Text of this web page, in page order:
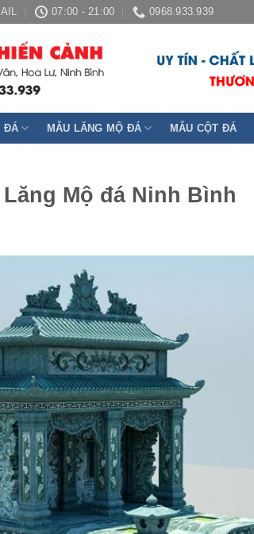
07:00 - 21:00 0968.933.939
ĐÁ MẪU LĂNG MỘ ĐÁ MẪU CỘT ĐÁ
Mộ đá Ninh Bình